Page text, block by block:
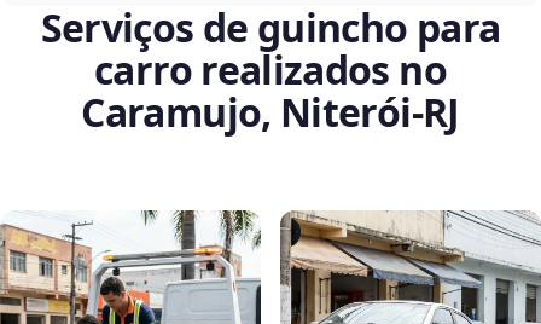
Serviços de guincho para
carro realizados no
Caramujo, Niterói‑RJ